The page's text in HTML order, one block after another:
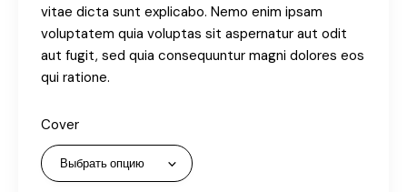
vitae dicta sunt explicabo. Nemo enim ipsam
voluptatem quia voluptas sit aspernatur aut odit
aut fugit, sed quia consequuntur magni dolores eos
qui ratione.
Cover